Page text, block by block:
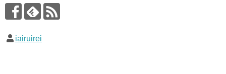
iairuirei